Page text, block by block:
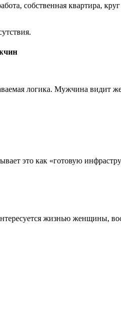
собственная квартира,
логика. Мужчина видит
это как «готовую
жизнью женщины,